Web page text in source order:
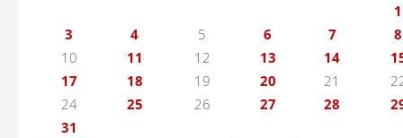
1
3
4 5 6 7
8
10
11 12 13 14
17
18 19 20 21
24
25 26 27 28
31